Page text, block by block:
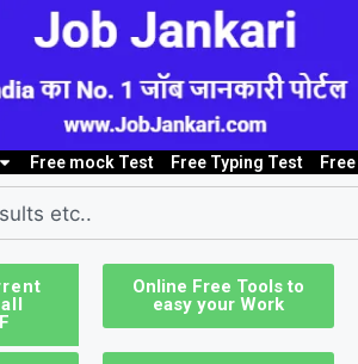
job
Free mock Test Free Typing Test
Online Free Tools to
easy your Work